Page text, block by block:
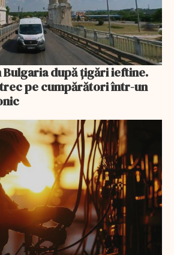
după țigări ieftine.
trec pe cumpărători într-un